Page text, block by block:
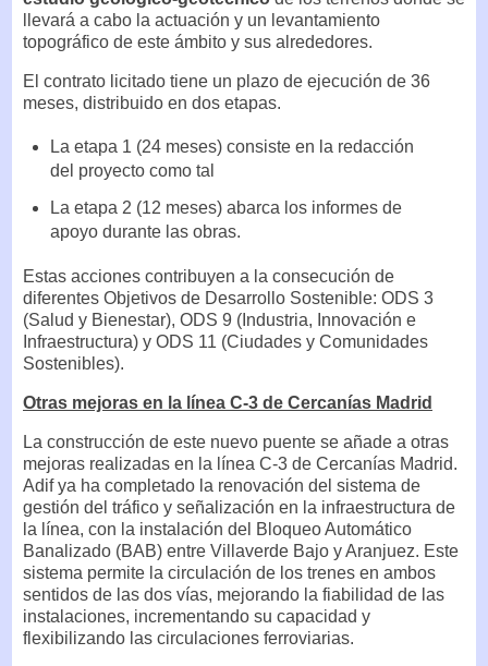
llevará a cabo la actuación y un levantamiento
topográfico de este ámbito y sus alrededores.
El contrato licitado tiene un plazo de ejecución de 36
meses, distribuido en dos etapas.
La etapa 1 (24 meses) consiste en la redacción
del proyecto como tal
La etapa 2 (12 meses) abarca los informes de
apoyo durante las obras.
Estas acciones contribuyen a la consecución de
diferentes Objetivos de Desarrollo Sostenible: ODS 3
(Salud y Bienestar), ODS 9 (Industria, Innovación e
Infraestructura) y ODS 11 (Ciudades y Comunidades
Sostenibles).
Otras mejoras en la línea C-3 de Cercanías Madrid
La construcción de este nuevo puente se añade a otras
mejoras realizadas en la línea C-3 de Cercanías Madrid.
Adif ya ha completado la renovación del sistema de
gestión del tráfico y señalización en la infraestructura de
la línea, con la instalación del Bloqueo Automático
Banalizado (BAB) entre Villaverde Bajo y Aranjuez. Este
sistema permite la circulación de los trenes en ambos
sentidos de las dos vías, mejorando la fiabilidad de las
instalaciones, incrementando su capacidad y
flexibilizando las circulaciones ferroviarias.